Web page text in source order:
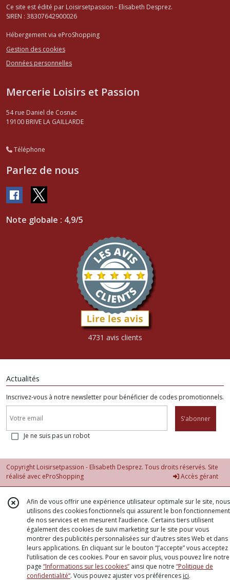
Ce site est édité par Loisirsetpassion - Elisabeth Desprez.
SIREN : 38307642900026
Hébergement via eProShopping
Gestion des cookies
Données personnelles
Mercerie Loisirs et Passion
54 rue Daniel de Cosnac
19100 BRIVE LA GAILLARDE
Téléphone
Parlez de nous
Note globale : 4,9/5
4731 avis clients
Actualités
Inscrivez-vous à notre newsletter pour bénéficier de codes promotionnels.
S'abonner
Je ne suis pas un robot
Copyright Loisirsetpassion - Elisabeth Desprez. Tous droits réservés. Site
réalisé avec eProShopping Accès gérant
Afin de vous offrir une expérience utilisateur optimale sur le site, nous
utilisons des cookies fonctionnels qui assurent le bon fonctionnement
de nos services et en mesurent l’audience. Certains tiers utilisent
également des cookies de suivi marketing sur le site pour vous
montrer des publicités personnalisées sur d’autres sites Web et dans
leurs applications. En cliquant sur le bouton “J’accepte” vous acceptez
l’utilisation de ces cookies. Pour en savoir plus, vous pouvez lire notre
page “Informations sur les cookies” ainsi que notre “Politique de
confidentialité“. Vous pouvez ajuster vos préférences ici.